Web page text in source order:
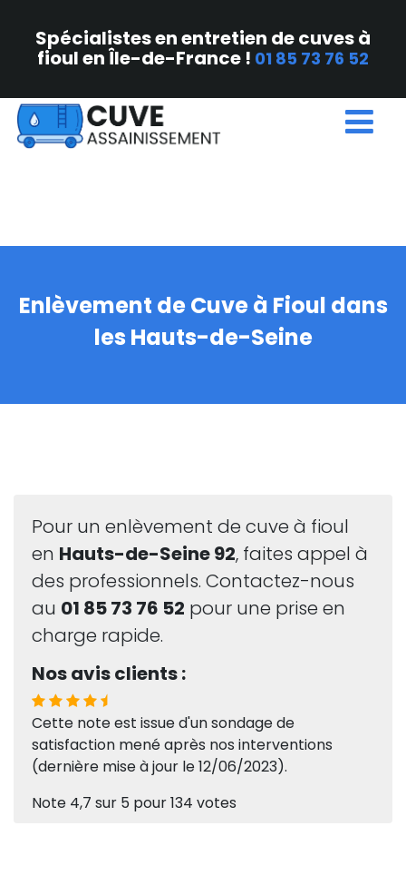
Spécialistes en entretien de cuves à
fioul en Île-de-France ! 01 85 73 76 52
Enlèvement de Cuve à Fioul dans
les Hauts-de-Seine
Pour un enlèvement de cuve à fioul
en Hauts-de-Seine 92, faites appel à
des professionnels. Contactez-nous
au 01 85 73 76 52 pour une prise en
charge rapide.
Nos avis clients :
Cette note est issue d'un sondage de
satisfaction mené après nos interventions
(dernière mise à jour le 12/06/2023).
Note 4,7 sur 5 pour134 votes